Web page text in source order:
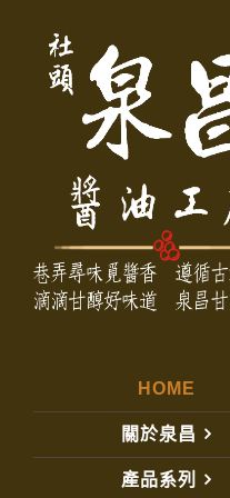
HOME
關於泉昌
產品系列